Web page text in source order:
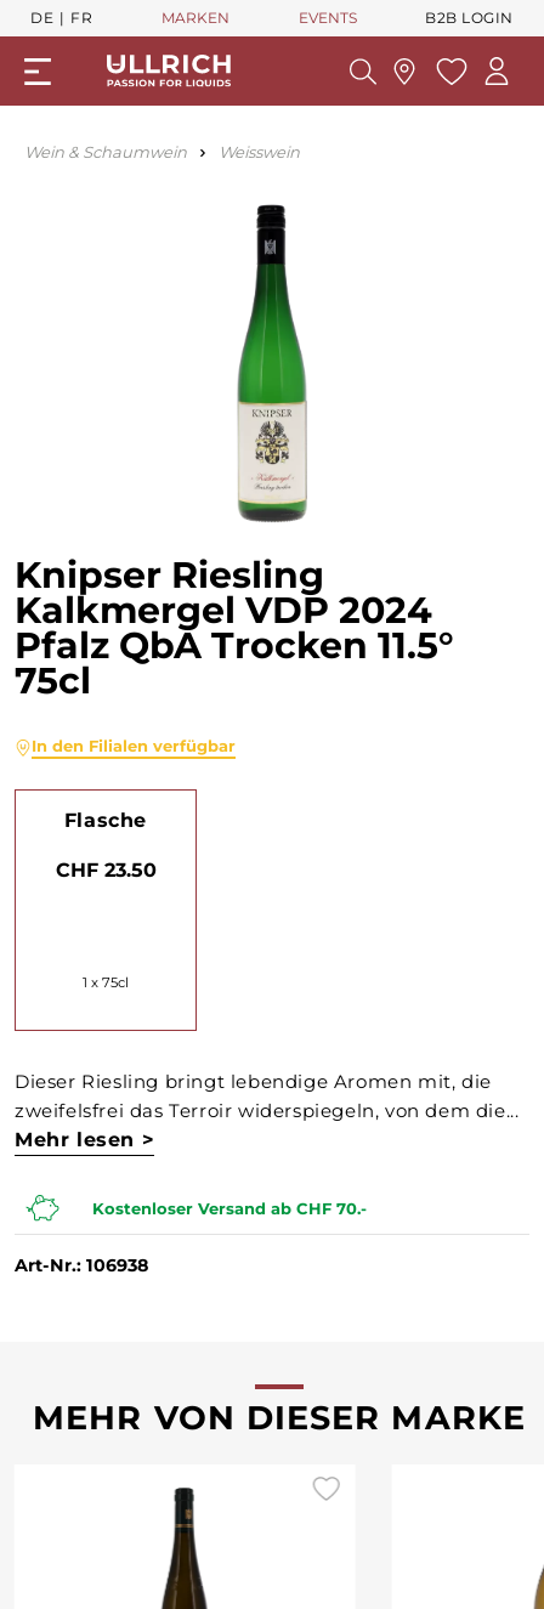
DE FR MARKEN EVENTS B2B LOGIN
Wein & Schaumwein Weisswein
Knipser Riesling
Kalkmergel VDP 2024
Pfalz QbA Trocken 11.5°
75cl
In den Filialen verfügbar
Flasche
CHF 23.50
1 x 75cl
Dieser Riesling bringt lebendige Aromen mit, die
zweifelsfrei das Terroir widerspiegeln, von dem die...
Mehr lesen >
Kostenloser Versand ab CHF 70.-
Art-Nr.: 106938
MEHR VON DIESER MARKE